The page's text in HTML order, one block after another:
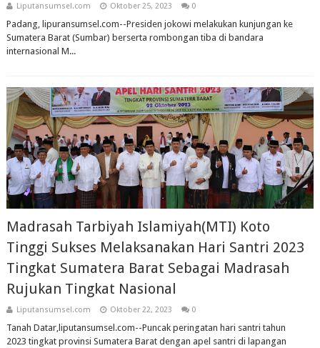
Liputansumsel.com Oktober 25, 2023 0
Padang, lipuransumsel.com--Presiden jokowi melakukan kunjungan ke
Sumatera Barat (Sumbar) berserta rombongan tiba di bandara
internasional M...
Madrasah Tarbiyah Islamiyah(MTI) Koto
Tinggi Sukses Melaksanakan Hari Santri 2023
Tingkat Sumatera Barat Sebagai Madrasah
Rujukan Tingkat Nasional
Liputansumsel.com Oktober 22, 2023 0
Tanah Datar,liputansumsel.com--Puncak peringatan hari santri tahun
2023 tingkat provinsi Sumatera Barat dengan apel santri di lapangan